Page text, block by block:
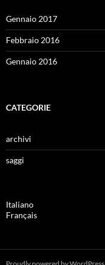
Gennaio 2017
Febbraio 2016
Gennaio 2016
CATEGORIE
archivi
saggi
Italiano
Français